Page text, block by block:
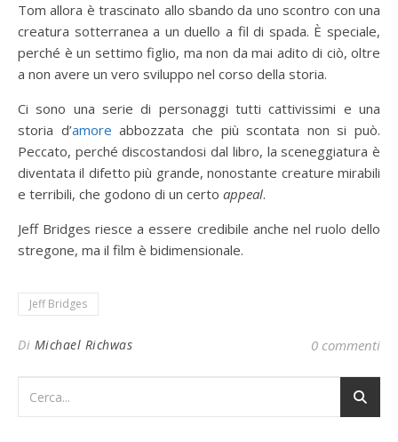
Tom allora è trascinato allo sbando da uno scontro con una
creatura sotterranea a un duello a fil di spada. È speciale,
perché è un settimo figlio, ma non da mai adito di ciò, oltre
a non avere un vero sviluppo nel corso della storia.
Ci sono una serie di personaggi tutti cattivissimi e una
storia d’amore abbozzata che più scontata non si può.
Peccato, perché discostandosi dal libro, la sceneggiatura è
diventata il difetto più grande, nonostante creature mirabili
e terribili, che godono di un certo appeal.
Jeff Bridges riesce a essere credibile anche nel ruolo dello
stregone, ma il film è bidimensionale.
Jeff Bridges
Di Michael Richwas 0 commenti